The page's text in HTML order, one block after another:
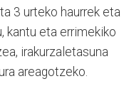
3 urteko haurrek eta
kantu eta errimekiko
irakurzaletasuna
areagotzeko.